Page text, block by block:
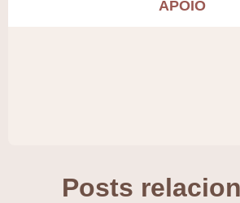
APOIO
Posts